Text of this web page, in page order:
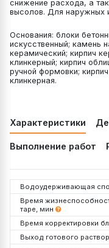
снижение расхода, а
высолов. Для наружных
Основания: блоки
искусственный; камень
керамический; кирпич
клинкерный; кирпич
ручной формовки;
клинкерная.
Характеристики
Выполнение работ
Водоудерживающая
Время
таре, мин
Время корректировки
Выход готового